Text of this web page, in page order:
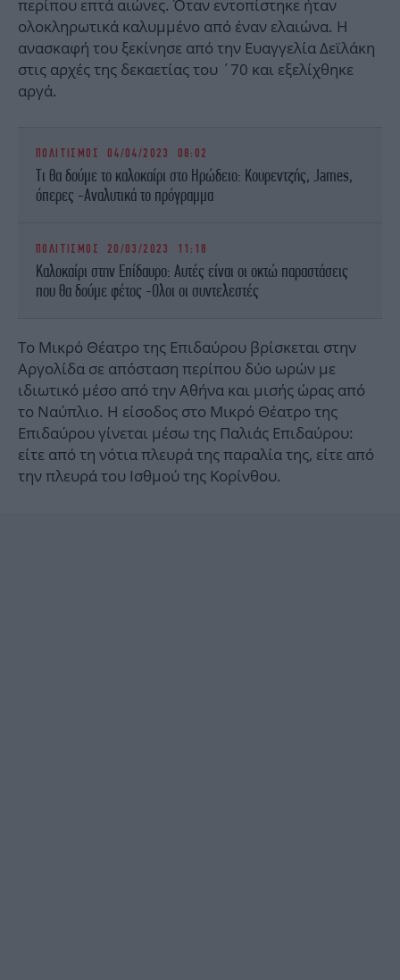
περίπου επτά αιώνες. Όταν εντοπίστηκε ήταν
ολοκληρωτικά καλυμμένο από έναν ελαιώνα. Η
ανασκαφή του ξεκίνησε από την Ευαγγελία Δεϊλάκη
στις αρχές της δεκαετίας του ΄70 και εξελίχθηκε
αργά.
ΠΟΛΙΤΙΣΜΟΣ 04/04/2023 08:02
Τι θα δούμε το καλοκαίρι στο Ηρώδειο: Κουρεντζής, James,
όπερες -Αναλυτικά το πρόγραμμα
ΠΟΛΙΤΙΣΜΟΣ 20/03/2023 11:18
Καλοκαίρι στην Επίδαυρο: Αυτές είναι οι οκτώ παραστάσεις
που θα δούμε φέτος -Ολοι οι συντελεστές
Το Μικρό Θέατρο της Επιδαύρου βρίσκεται στην
Αργολίδα σε απόσταση περίπου δύο ωρών με
ιδιωτικό μέσο από την Αθήνα και μισής ώρας από
το Ναύπλιο. Η είσοδος στο Μικρό Θέατρο της
Επιδαύρου γίνεται μέσω της Παλιάς Επιδαύρου:
είτε από τη νότια πλευρά της παραλία της, είτε από
την πλευρά του Iσθμού της Κορίνθου.